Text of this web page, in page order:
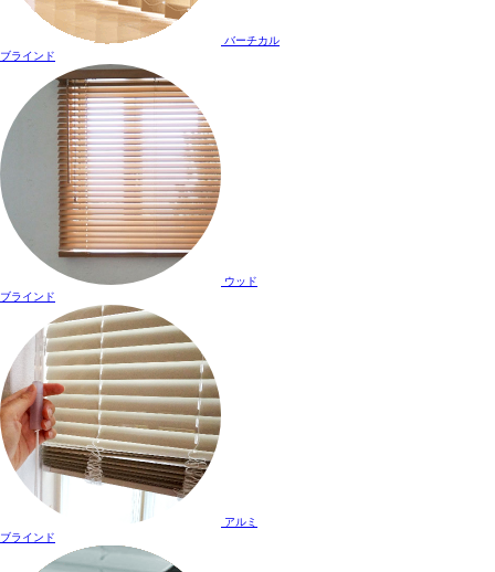
バーチカル
ブラインド
ウッド
ブラインド
アルミ
ブラインド